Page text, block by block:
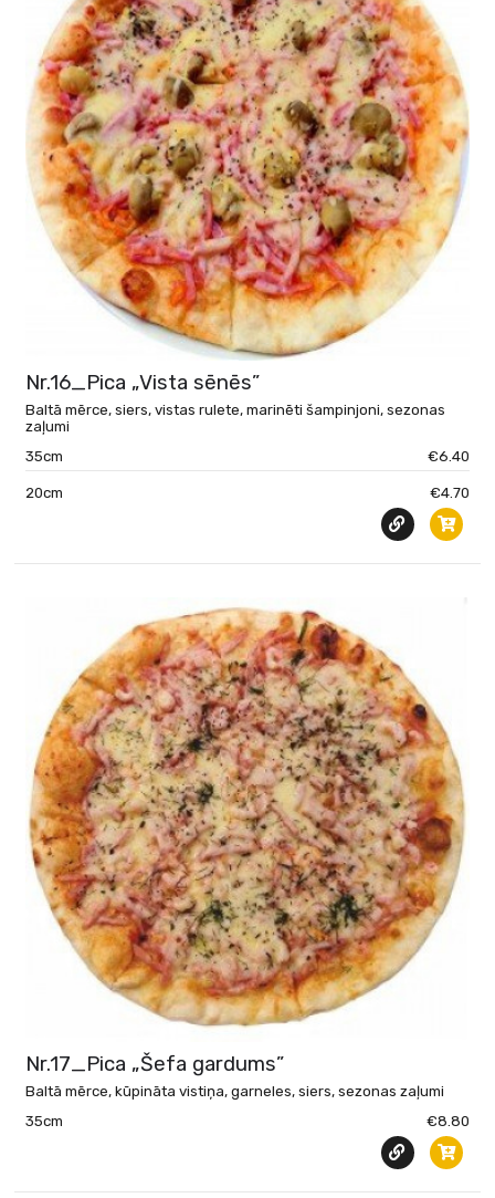
Nr.16_Pica „Vista sēnēs”
Baltā mērce, siers, vistas rulete, marinēti šampinjoni, sezonas
zaļumi
35cm
€6.40
20cm €4.70
Nr.17_Pica „Šefa gardums”
Baltā mērce, kūpināta vistiņa, garneles, siers, sezonas zaļumi
35cm
€8.80